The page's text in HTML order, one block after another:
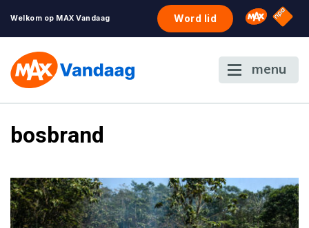
Welkom op MAX Vandaag Word lid Omroep
NPO
menu
bosbrand